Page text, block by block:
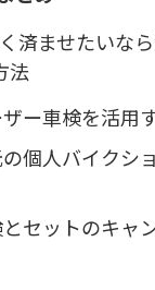
済ませたいな
法
ー車検を活用
個人バイクシ
セットのキャ